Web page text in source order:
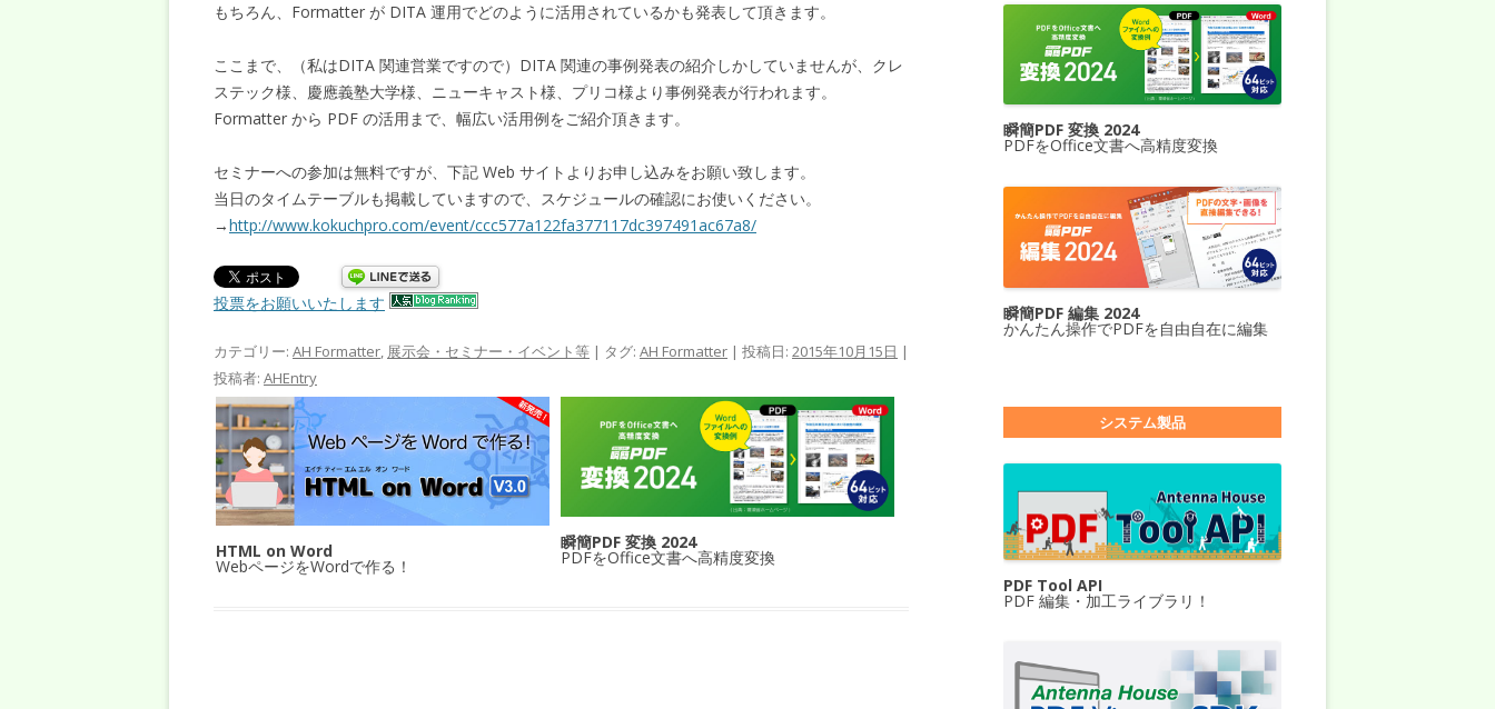
もちろん、Formatter が DITA 運用でどのように活用されているかも発表して頂きます。
ここまで、（私はDITA 関連営業ですので）DITA 関連の事例発表の紹介しかしていませんが、クレ
ステック様、慶應義塾大学様、ニューキャスト様、プリコ様より事例発表が行われます。
Formatter から PDF の活用まで、幅広い活用例をご紹介頂きます。
セミナーへの参加は無料ですが、下記 Web サイトよりお申し込みをお願い致します。
当日のタイムテーブルも掲載していますので、スケジュールの確認にお使いください。
→http://www.kokuchpro.com/event/ccc577a122fa377117dc397491ac67a8/
投票をお願いいたします
カテゴリー: AH Formatter, 展示会・セミナー・イベント等 | タグ: AH Formatter | 投稿日: 2015年10月15日 |
投稿者: AHEntry
HTML on Word
WebページをWordで作る！
瞬簡PDF 変換 2024
PDFをOffice文書へ高精度変換
瞬簡PDF 変換 2024
PDFをOffice文書へ高精度変換
瞬簡PDF 編集 2024
かんたん操作でPDFを自由自在に編集
システム製品
PDF Tool API
PDF 編集・加工ライブラリ！